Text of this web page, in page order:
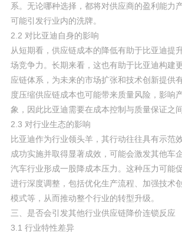
系。无论哪种选择，都将对供应商的盈利能力
可能引发行业内的洗牌。
2.2 对比亚迪自身的影响
从短期看，供应链成本的降低有助于比亚迪提
场竞争力。长期来看，这也有助于比亚迪构建
应链体系，为未来的市场扩张和技术创新提供
度压缩供应链成本也可能带来质量风险，影响
象，因此比亚迪需要在成本控制与质量保证之
2.3 对行业生态的影响
比亚迪作为行业领头羊，其行动往往具有示范
成功实施并取得显著成效，可能会激发其他车
汽车行业形成一股降成本压力。这种压力可能
进行深度调整，包括优化生产流程、加强技术
模式等，从而推动整个行业的转型升级。
三、是否会引发其他行业供应链降价连锁反应
3.1 行业特性差异